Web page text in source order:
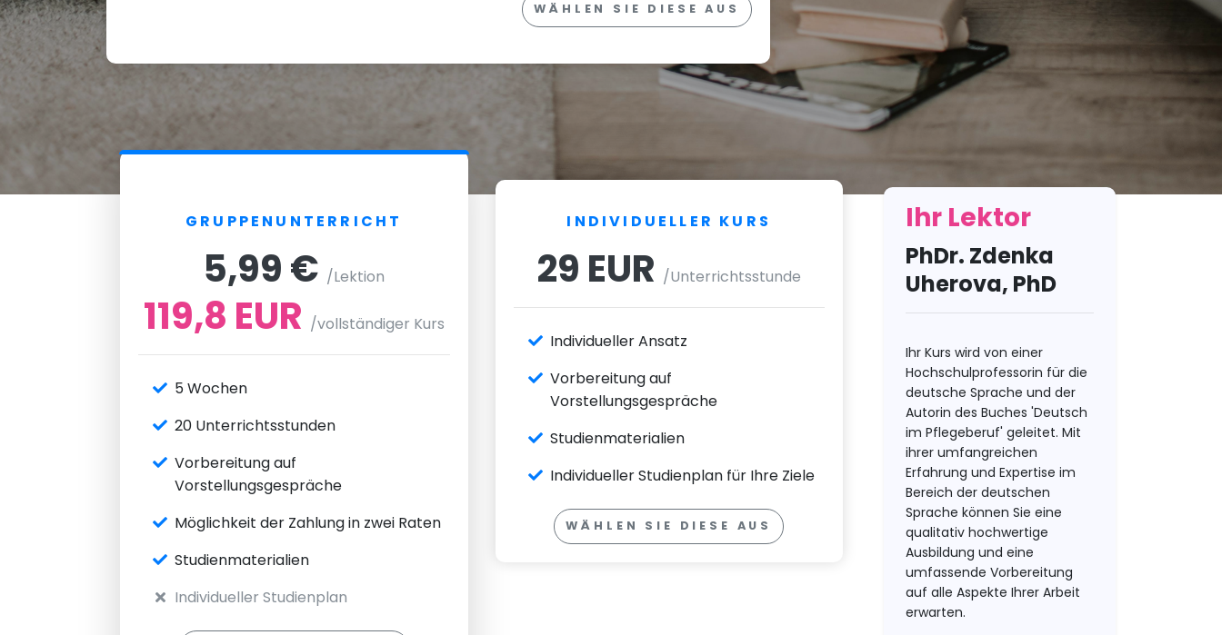
WÄHLEN SIE DIESE AUS
GRUPPENUNTERRICHT
5,99 € /Lektion
119,8 EUR /vollständiger Kurs
5 Wochen
20 Unterrichtsstunden
Vorbereitung auf
Vorstellungsgespräche
Möglichkeit der Zahlung in zwei Raten
Studienmaterialien
Individueller Studienplan
INDIVIDUELLER KURS
29 EUR /Unterrichtsstunde
Individueller Ansatz
Vorbereitung auf
Vorstellungsgespräche
Studienmaterialien
Individueller Studienplan für Ihre Ziele
WÄHLEN SIE DIESE AUS
Ihr Lektor
PhDr. Zdenka
Uherova, PhD
Ihr Kurs wird von einer
Hochschulprofessorin für die
deutsche Sprache und der
Autorin des Buches 'Deutsch
im Pflegeberuf' geleitet. Mit
ihrer umfangreichen
Erfahrung und Expertise im
Bereich der deutschen
Sprache können Sie eine
qualitativ hochwertige
Ausbildung und eine
umfassende Vorbereitung
auf alle Aspekte Ihrer Arbeit
erwarten.